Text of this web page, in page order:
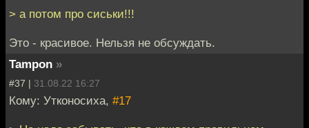
> а потом про сиськи!!!
Это - красивое. Нельзя не обсуждать.
Tampon »
#37 | 31.08.22 16:27
Кому: Утконосиха, #17